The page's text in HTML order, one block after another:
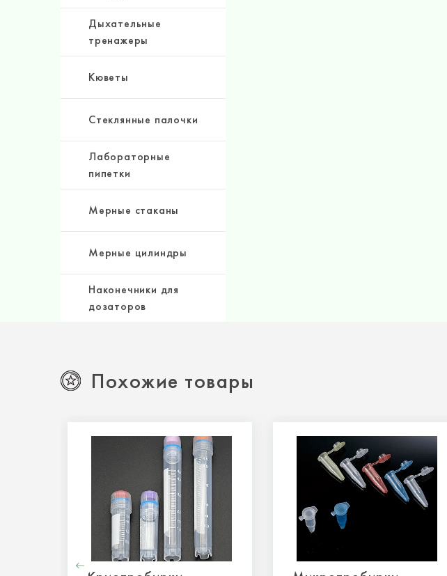
Дыхательные
тренажеры
Кюветы
Стеклянные палочки
Лабораторные
пипетки
Мерные стаканы
Мерные цилиндры
Наконечники для
дозаторов
Похожие товары